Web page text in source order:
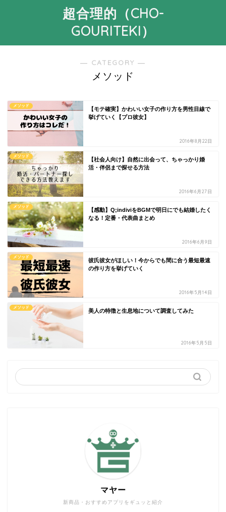
超合理的（CHO-
GOURITEKI）
― CATEGORY ―
メソッド
メソッド
【モテ確実】かわいい女子の作り方を男性目線で
挙げていく【プロ彼女】
2016年8月22日
メソッド
【社会人向け】自然に出会って、ちゃっかり婚
活・伴侶まで探せる方法
2016年6月27日
メソッド
【感動】Q;indiviをBGMで明日にでも結婚したく
なる！定番・代表曲まとめ
2016年6月9日
メソッド
彼氏彼女がほしい！今からでも間に合う最短最速
の作り方を挙げていく
2016年5月14日
メソッド
美人の特徴と生息地について調査してみた
2016年5月5日
新商品・おすすめアプリをギュッと紹介
マヤー